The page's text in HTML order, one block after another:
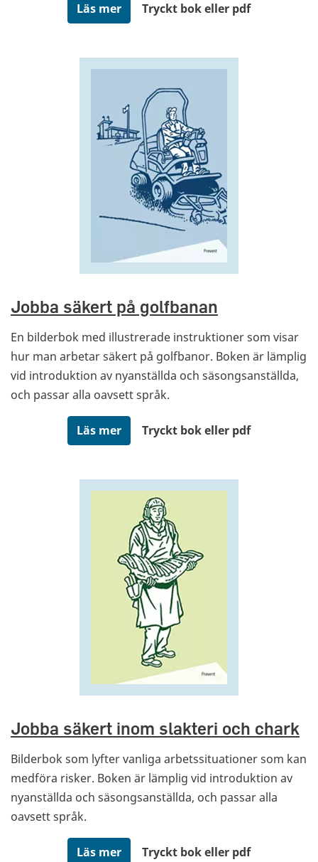
Läs mer Tryckt bok eller pdf
Jobba säkert på golfbanan
En bilderbok med illustrerade instruktioner som visar
hur man arbetar säkert på golfbanor. Boken är lämplig
vid introduktion av nyanställda och säsongsanställda,
och passar alla oavsett språk.
Läs mer Tryckt bok eller pdf
Jobba säkert inom slakteri och chark
Bilderbok som lyfter vanliga arbetssituationer som kan
medföra risker. Boken är lämplig vid introduktion av
nyanställda och säsongsanställda, och passar alla
oavsett språk.
Läs mer Tryckt bok eller pdf